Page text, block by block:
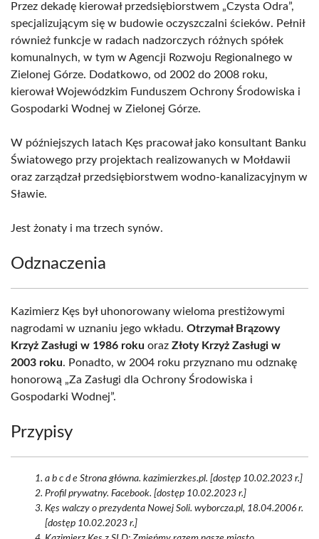
Przez dekadę kierował przedsiębiorstwem „Czysta Odra”,
specjalizującym się w budowie oczyszczalni ścieków. Pełnił
również funkcje w radach nadzorczych różnych spółek
komunalnych, w tym w Agencji Rozwoju Regionalnego w
Zielonej Górze. Dodatkowo, od 2002 do 2008 roku,
kierował Wojewódzkim Funduszem Ochrony Środowiska i
Gospodarki Wodnej w Zielonej Górze.
W późniejszych latach Kęs pracował jako konsultant Banku
Światowego przy projektach realizowanych w Mołdawii
oraz zarządzał przedsiębiorstwem wodno-kanalizacyjnym w
Sławie.
Jest żonaty i ma trzech synów.
Odznaczenia
Kazimierz Kęs był uhonorowany wieloma prestiżowymi
nagrodami w uznaniu jego wkładu. Otrzymał Brązowy
Krzyż Zasługi w 1986 roku oraz Złoty Krzyż Zasługi w
2003 roku. Ponadto, w 2004 roku przyznano mu odznakę
honorową „Za Zasługi dla Ochrony Środowiska i
Gospodarki Wodnej”.
Przypisy
a b c d e Strona główna. kazimierzkes.pl. [dostęp 10.02.2023 r.]
Profil prywatny. Facebook. [dostęp 10.02.2023 r.]
Kęs walczy o prezydenta Nowej Soli. wyborcza.pl, 18.04.2006 r.
[dostęp 10.02.2023 r.]